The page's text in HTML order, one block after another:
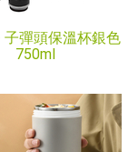
子彈頭保溫杯銀色
750ml